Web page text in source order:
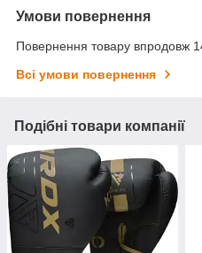
Умови повернення
Повернення товару впродовж
Всі умови повернення
Подібні товари компанії